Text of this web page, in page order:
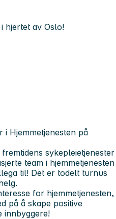
hjertet av Oslo!
i Hjemmetjenesten på
sykepleietjenester
team i hjemmetjenesten
til! Det er todelt turnus
for hjemmetjenesten,
på å skape positive
innbyggere!